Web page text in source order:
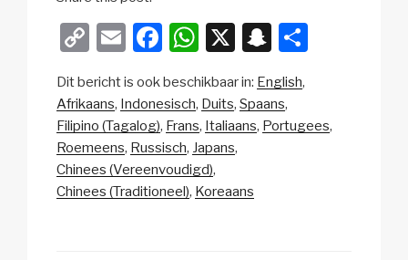
C
p
y
Li
n
E
ail
F
c
e
b
o
W
at
s
A
p
X
S
a
p n
Dit bericht is ook beschikbaar in: English
Afrikaans
Indonesisch Duits Spaans
Filipino (Tagalog) Frans Italiaans Portugees
Roemeens Russisch Japans
Chinees (Vereenvoudigd)
Chinees (Traditioneel) Koreaans